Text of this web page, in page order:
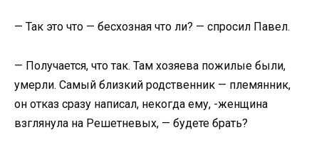
— Так это что — бесхозная что ли? — спросил Павел.
— Получается, что так. Там хозяева пожилые были,
умерли. Самый близкий родственник — племянник,
он отказ сразу написал, некогда ему, -женщина
взглянула на Решетневых, — будете брать?